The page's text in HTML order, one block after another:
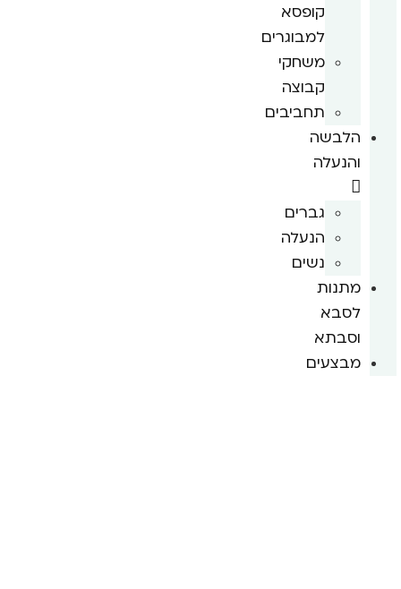
קופסא
למבוגרים
משחקי
קבוצה
תחביבים
הלבשה
והנעלה
גברים
הנעלה
נשים
מתנות
לסבא
וסבתא
מבצעים